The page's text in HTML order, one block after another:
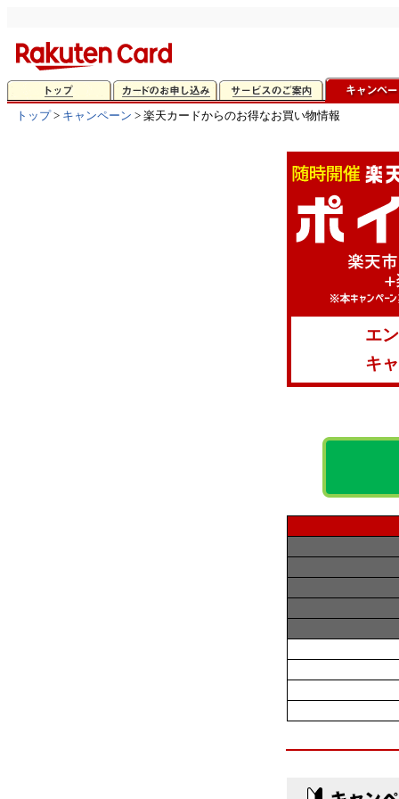
トップ> キャンペーン > 楽天カードからのお得なお買い物情報
エ
キ